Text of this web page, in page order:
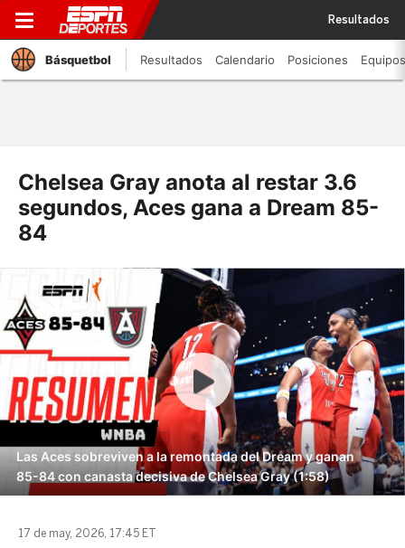
Resultados
Básquetbol Resultados Calendario Posiciones Equipos
Chelsea Gray anota al restar 3.6
segundos, Aces gana a Dream 85-
84
Las Aces sobreviven a la remontada del Dream y ganan
85-84 con canasta decisiva de Chelsea Gray (1:58)
17 de may, 2026, 17:45 ET